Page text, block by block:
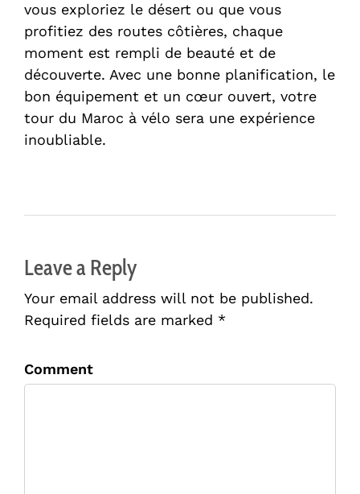
vous exploriez le désert ou que vous
profitiez des routes côtières, chaque
moment est rempli de beauté et de
découverte. Avec une bonne planification, le
bon équipement et un cœur ouvert, votre
tour du Maroc à vélo sera une expérience
inoubliable.
Leave a Reply
Your email address will not be published.
Required fields are marked *
Comment